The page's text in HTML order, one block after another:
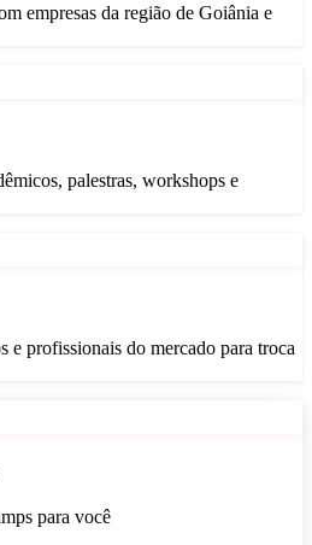
empresas da região de Goiânia e
palestras, workshops e
e profissionais do mercado para troca
para você